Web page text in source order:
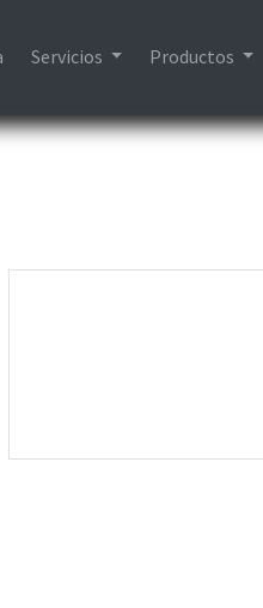
Servicios Productos